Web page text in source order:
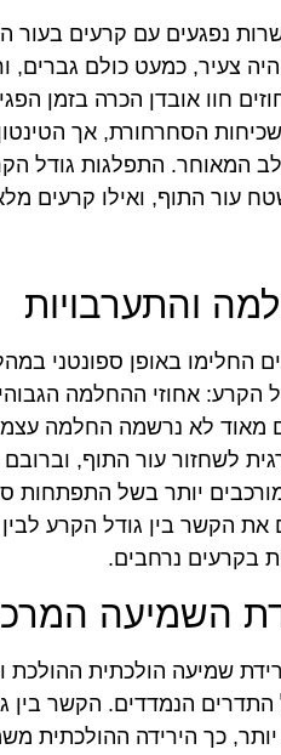
נפגעים עם קרעים בעור
צעיר, כמעט כולם
כ־50 אחוזים חוו אובדן הכרה
שכיחות הסחרחורת, אך
המאוחר. התפלגות גודל
והתערבויות
החלימו באופן ספונטני
הקרע: אחוזי ההחלמה
מאוד לא נרשמה החלמה
לשחזור עור התוף,
יותר בשל התפתחות
הקשר בין גודל הקרע
בקרעים נרחבים.
השמיעה
שמיעה הולכתית
התדרים הנמדדים. הקשר בין
כך הירידה ההולכתית